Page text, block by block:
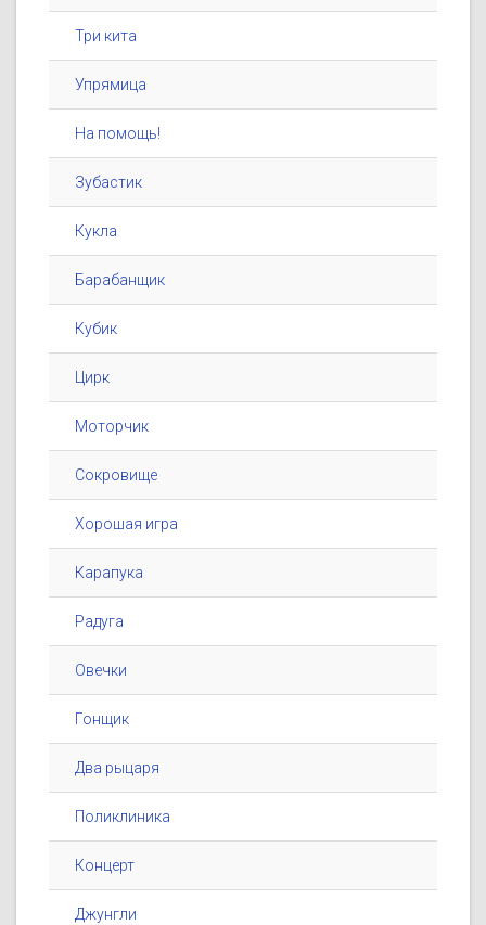
Три кита
Упрямица
На помощь!
Зубастик
Кукла
Барабанщик
Кубик
Цирк
Моторчик
Сокровище
Хорошая игра
Карапука
Радуга
Овечки
Гонщик
Два рыцаря
Поликлиника
Концерт
Джунгли